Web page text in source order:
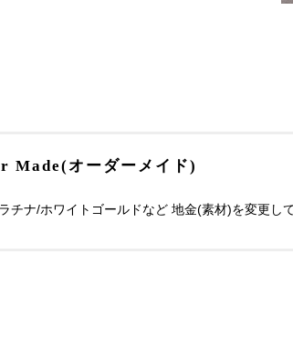
Made(オーダーメイド)
チナ/ホワイトゴールドなど 地金(素材)を変更し